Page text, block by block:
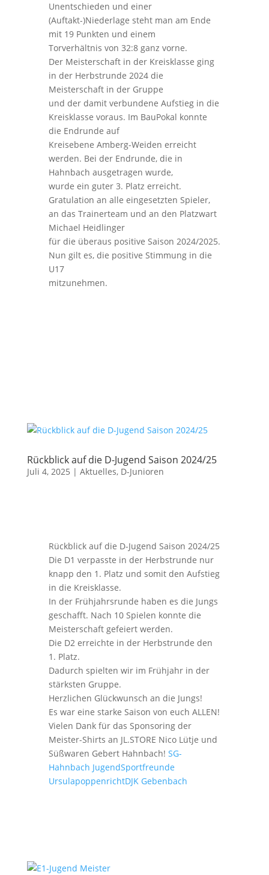
Unentschieden und einer
(Auftakt-)Niederlage steht man am Ende
mit 19 Punkten und einem
Torverhältnis von 32:8 ganz vorne.
Der Meisterschaft in der Kreisklasse ging
in der Herbstrunde 2024 die
Meisterschaft in der Gruppe
und der damit verbundene Aufstieg in die
Kreisklasse voraus. Im BauPokal konnte
die Endrunde auf
Kreisebene Amberg-Weiden erreicht
werden. Bei der Endrunde, die in
Hahnbach ausgetragen wurde,
wurde ein guter 3. Platz erreicht.
Gratulation an alle eingesetzten Spieler,
an das Trainerteam und an den Platzwart
Michael Heidlinger
für die überaus positive Saison 2024/2025.
Nun gilt es, die positive Stimmung in die
U17
mitzunehmen.
Rückblick auf die D-Jugend Saison 2024/25
Juli 4, 2025 | Aktuelles, D-Junioren
Rückblick auf die D-Jugend Saison 2024/25
Die D1 verpasste in der Herbstrunde nur
knapp den 1. Platz und somit den Aufstieg
in die Kreisklasse.
In der Frühjahrsrunde haben es die Jungs
geschafft. Nach 10 Spielen konnte die
Meisterschaft gefeiert werden.
Die D2 erreichte in der Herbstrunde den
1. Platz.
Dadurch spielten wir im Frühjahr in der
stärksten Gruppe.
Herzlichen Glückwunsch an die Jungs!
Es war eine starke Saison von euch ALLEN!
Vielen Dank für das Sponsoring der
Meister-Shirts an JL.STORE Nico Lütje und
Süßwaren Gebert Hahnbach! SG-
Hahnbach JugendSportfreunde
UrsulapoppenrichtDJK Gebenbach